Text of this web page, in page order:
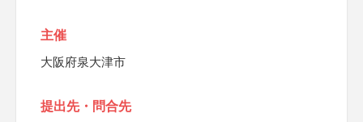
主催
大阪府泉大津市
提出先・問合先